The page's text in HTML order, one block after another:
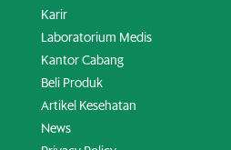
Karir
Laboratorium Medis
Kantor Cabang
Beli Produk
Artikel Kesehatan
News